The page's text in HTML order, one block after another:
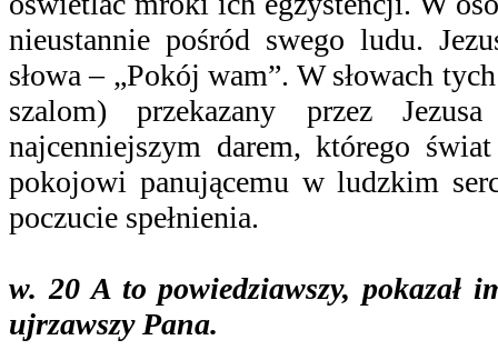
nieustannie pośród swego ludu.
słowa – „Pokój wam”. W słowach
szalom) przekazany przez
najcenniejszym darem, którego
pokojowi panującemu w ludzkim
poczucie spełnienia.
w. 20 Ato powiedziawszy, pokazał
ujrzawszy Pana.